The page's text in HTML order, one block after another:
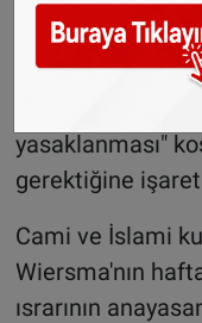
için bir şikayet
Wiersma,
"anti-demokratik
yasaklanması"
gerektiğine
Cami ve İslami
Wiersma'nın
ısrarının